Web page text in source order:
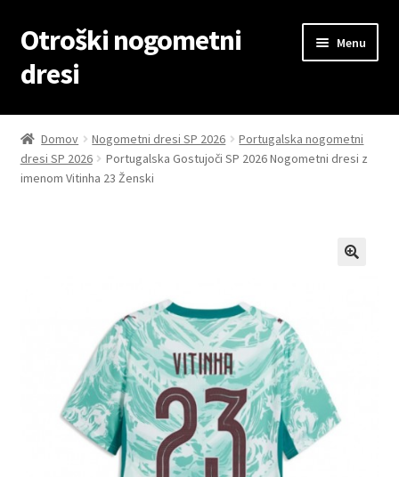
Skip
to
navigation
Skip
to
content
Otroški nogometni
dresi
Menu
Domov
Blog
Zaključek nakupa
Domov Nogometni dresi SP 2026
Portugalska nogometni
dresi SP 2026
Portugalska Gostujoči SP 2026 Nogometni dresi z
imenom Vitinha 23 Ženski